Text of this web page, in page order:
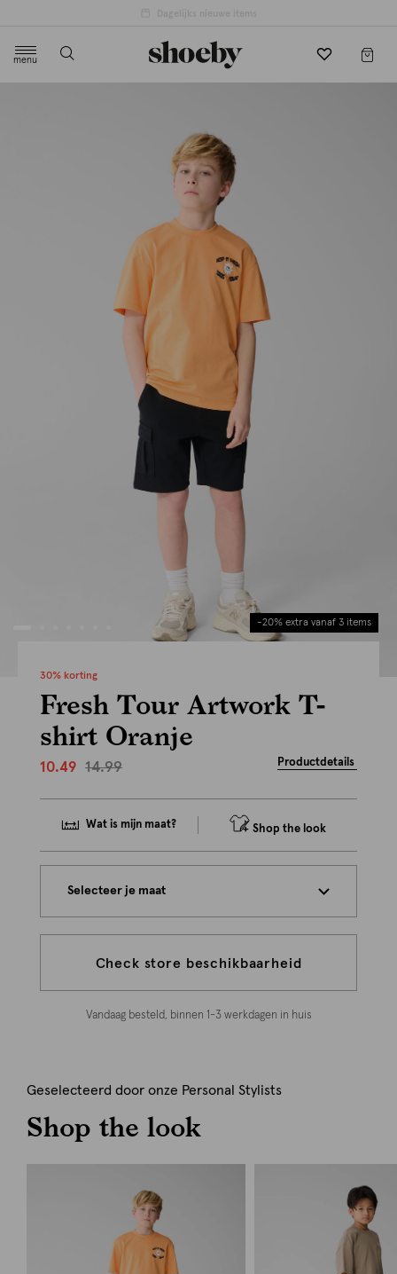
menu
-20% extra vanaf 3 items
30% korting
Fresh Tour Artwork T-
shirt Oranje
10.49 14.99 Productdetails
Wat is mijn maat? Shop the look
Selecteer je maat
Check store beschikbaarheid
Vandaag besteld, binnen 1-3 werkdagen in huis
Geselecteerd door onze Personal Stylists
Shop the look